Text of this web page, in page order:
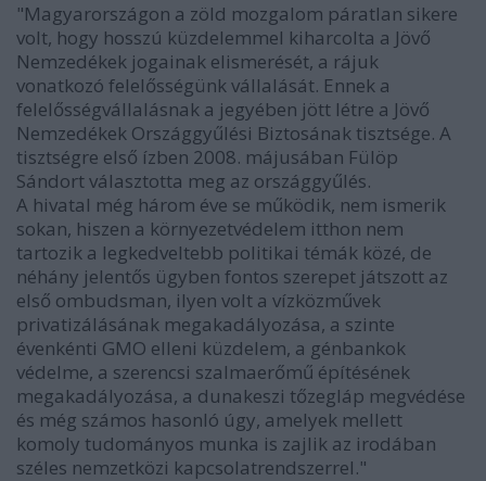
"Magyarországon a zöld mozgalom páratlan sikere
volt, hogy hosszú küzdelemmel kiharcolta a Jövő
Nemzedékek jogainak elismerését, a rájuk
vonatkozó felelősségünk vállalását. Ennek a
felelősségvállalásnak a jegyében jött létre a Jövő
Nemzedékek Országgyűlési Biztosának tisztsége. A
tisztségre első ízben 2008. májusában Fülöp
Sándort választotta meg az országgyűlés.
A hivatal még három éve se működik, nem ismerik
sokan, hiszen a környezetvédelem itthon nem
tartozik a legkedveltebb politikai témák közé, de
néhány jelentős ügyben fontos szerepet játszott az
első ombudsman, ilyen volt a vízközművek
privatizálásának megakadályozása, a szinte
évenkénti GMO elleni küzdelem, a génbankok
védelme, a szerencsi szalmaerőmű építésének
megakadályozása, a dunakeszi tőzegláp megvédése
és még számos hasonló úgy, amelyek mellett
komoly tudományos munka is zajlik az irodában
széles nemzetközi kapcsolatrendszerrel."